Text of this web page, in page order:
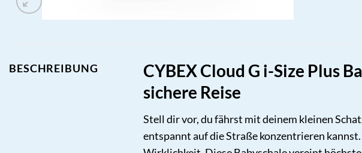
BESCHREIBUNG
CYBEX Cloud G i-Size Plus
sichere Reise
Stell dir vor, du fährst mit deinem kleinen
entspannt auf die Straße konzentrieren